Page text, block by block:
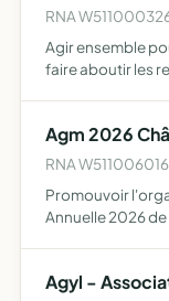
RNA
Agir ensemble
faire aboutir les
Agm 2026
RNA
Promouvoir
Annuelle 2026 de
Agyl -